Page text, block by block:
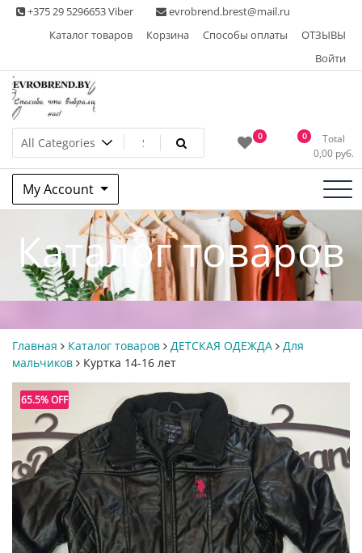
Skip +375 29 5296653 Viber
evrobrend.brest@mail.ru
Каталог товаров
Корзина Способы оплаты
ОТЗЫВЫ
Войти
Интернет-магазин одежды
second hand
0 0
Total
0,00 руб.
My Account
Каталог товаров
Главная Каталог товаров ДЕТСКАЯ ОДЕЖДА
Для
мальчиков
Куртка 14-16 лет
65.5% OFF